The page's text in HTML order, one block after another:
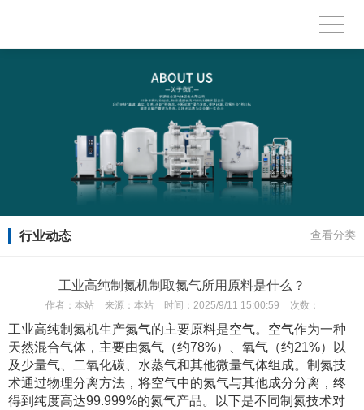
行业动态 查看分类
工业高纯制氮机制取氮气所用原料是什么？
作者： 本站 来源： 本站 时间： 2025/9/11 15:00:59 次数：
工业高纯制氮机生产氮气的主要原料是空气。空气作为一种
天然混合气体，主要由氮气（约78%）、氧气（约21%）以
及少量气、二氧化碳、水蒸气和其他微量气体组成。制氮技
术通过物理分离方法，将空气中的氮气与其他成分分离，终
得到纯度高达99.999%的氮气产品。以下是不同制氮技术对